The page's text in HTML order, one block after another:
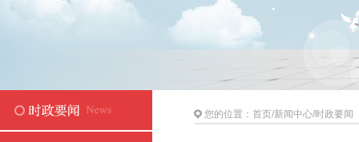
您的位置： 首页/新闻中心/时政要闻